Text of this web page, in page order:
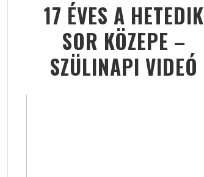
17 ÉVES A HETEDIK
SOR KÖZEPE –
SZÜLINAPI VIDEÓ